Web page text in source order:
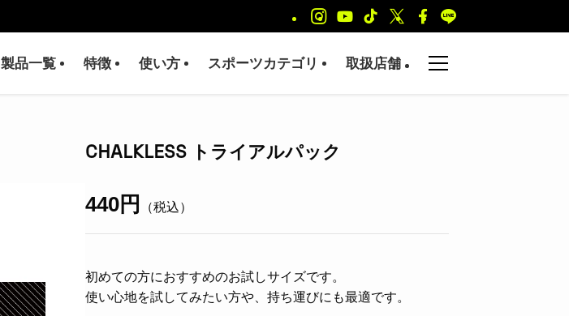
製品一覧 特徴 使い方 スポーツカテゴリ 取扱店舗
CHALKLESS トライアルパック
440円 （税込）
初めての方におすすめのお試しサイズです。
使い心地を試してみたい方や、持ち運びにも最適です。